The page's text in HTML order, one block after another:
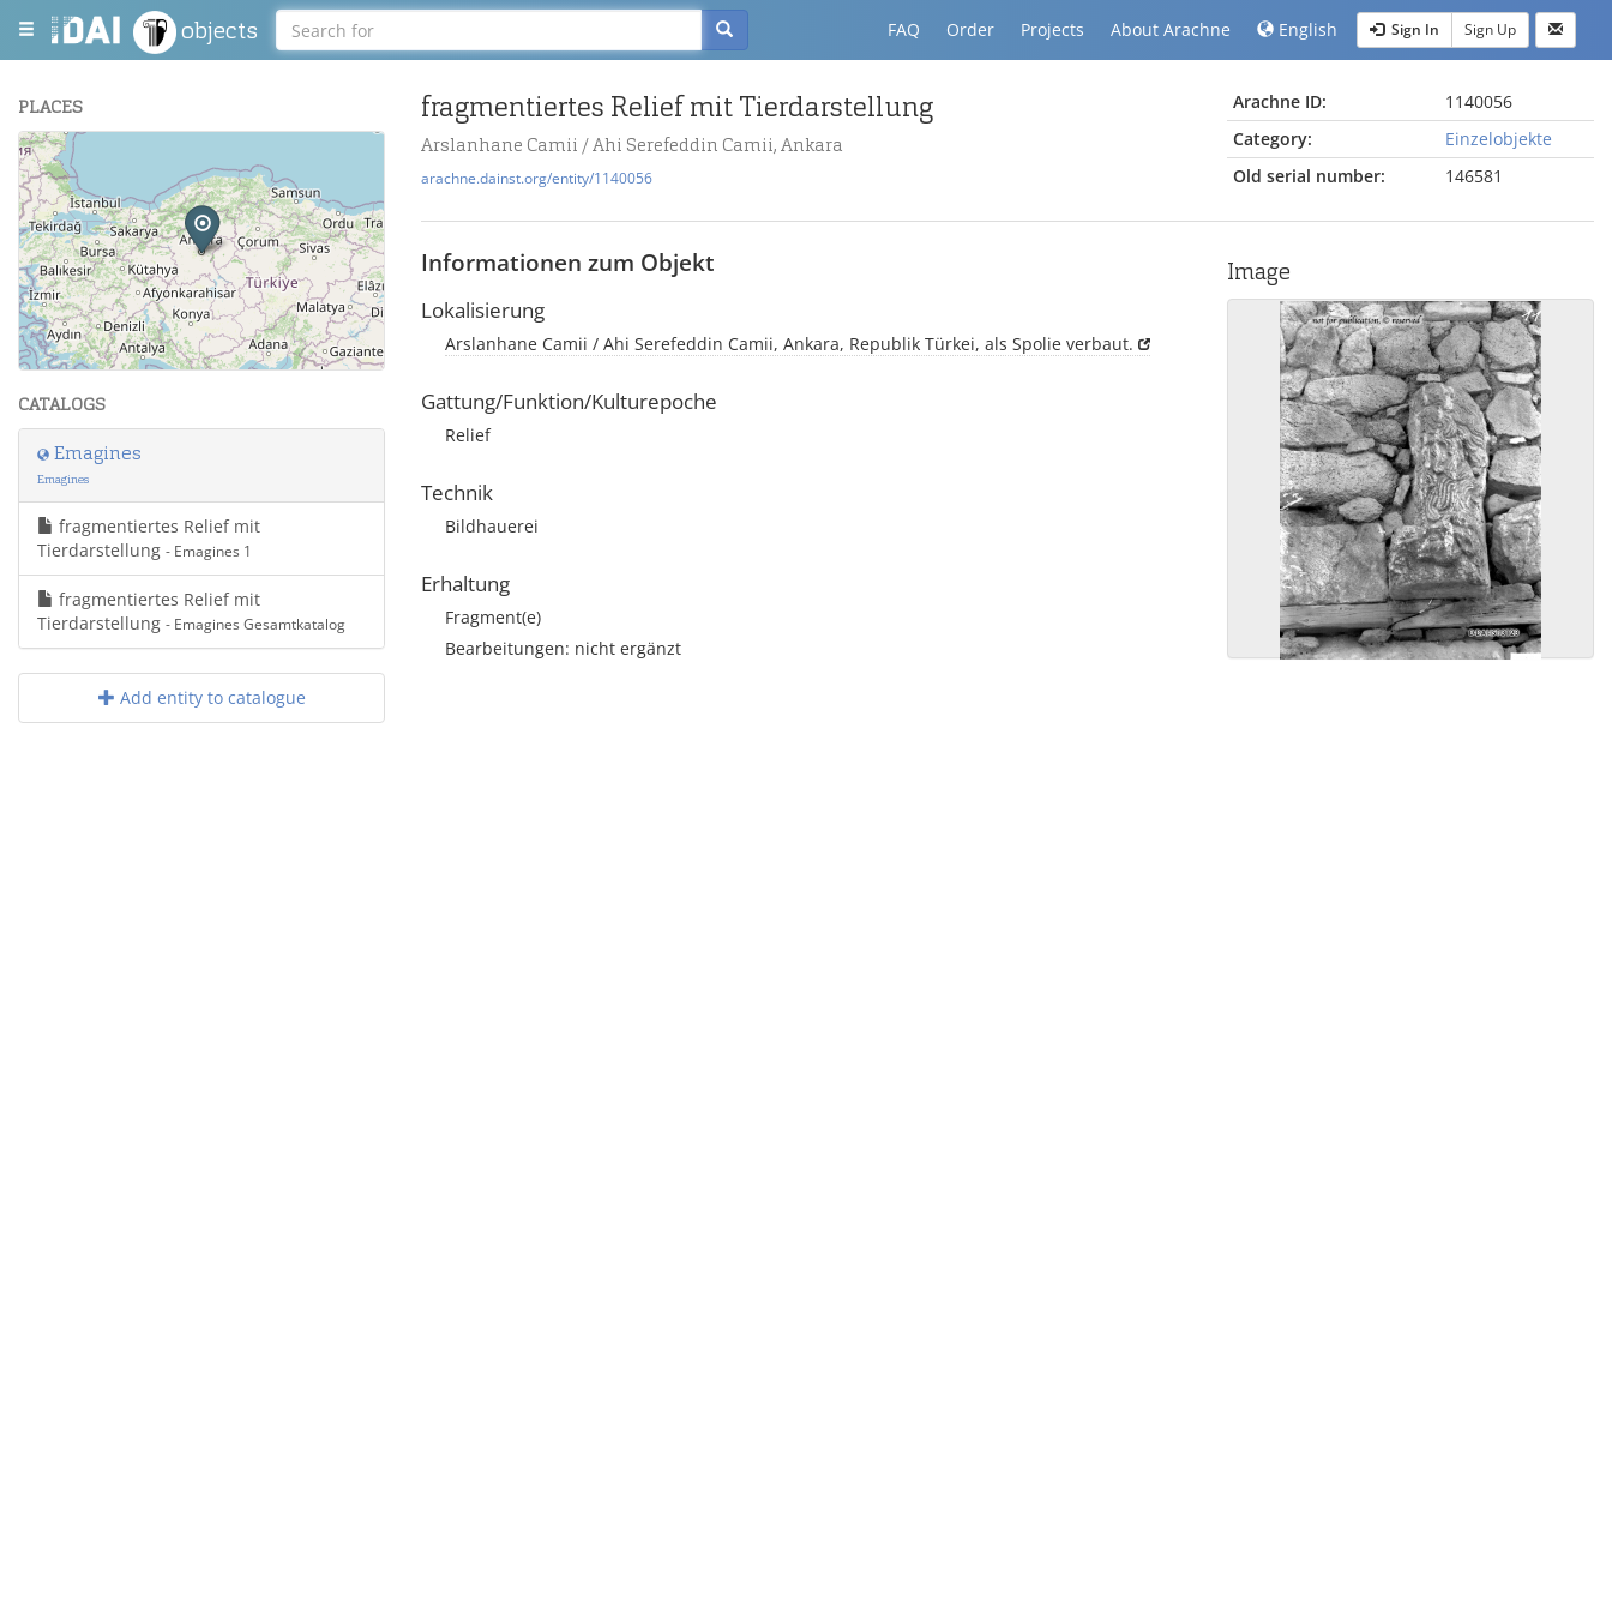
objects FAQ Order Projects About Arachne English Sign In Sign Up
PLACES
+
−
Leaflet| Maps and Data ©OpenStreetMap.
CATALOGS
Emagines
Emagines
fragmentiertes Relief mit
Tierdarstellung - Emagines 1
fragmentiertes Relief mit
Tierdarstellung - Emagines Gesamtkatalog
Add entity to catalogue
fragmentiertes Relief mit Tierdarstellung
Arslanhane Camii / Ahi Serefeddin Camii, Ankara
arachne.dainst.org/entity/1140056
Arachne ID:
1140056
Category:
Einzelobjekte
Old serial number:
146581
Informationen zum Objekt
Lokalisierung
Arslanhane Camii / Ahi Serefeddin Camii, Ankara, Republik Türkei, als Spolie verbaut.
Gattung/Funktion/Kulturepoche
Relief
Technik
Bildhauerei
Erhaltung
Fragment(e)
Bearbeitungen: nicht ergänzt
Image